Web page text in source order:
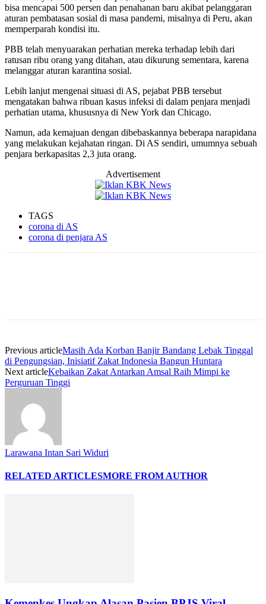
bisa mencapai 500 persen dan penahanan baru akibat pelanggaran
aturan pembatasan sosial di masa pandemi, misalnya di Peru, akan
memperparah kondisi itu.
PBB telah menyuarakan perhatian mereka terhadap lebih dari
ratusan ribu orang yang ditahan, atau dikurung sementara, karena
melanggar aturan karantina sosial.
Lebih lanjut mengenai situasi di AS, pejabat PBB tersebut
mengatakan bahwa ribuan kasus infeksi di dalam penjara menjadi
perhatian utama, khususnya di New York dan Chicago.
Namun, ada kemajuan dengan dibebaskannya beberapa narapidana
yang melakukan kejahatan ringan. Di AS sendiri, umumnya sebuah
penjara berkapasitas 2,3 juta orang.
Advertisement
TAGS
corona di AS
corona di penjara AS
Previous articleMasih Ada Korban Banjir Bandang Lebak Tinggal
di Pengungsian, Inisiatif Zakat Indonesia Bangun Huntara
Next articleKebaikan Zakat Antarkan Amsal Raih Mimpi ke
Perguruan Tinggi
Larawana Intan Sari Widuri
RELATED ARTICLESMORE FROM AUTHOR